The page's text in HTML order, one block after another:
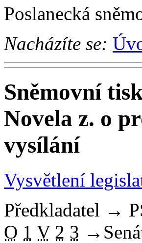
Poslanecká
Nacházíte se:
Sněmovní
Novela z. o
vysílání
Vysvětlení
Předkladatel →
O 1 V 2 3 →